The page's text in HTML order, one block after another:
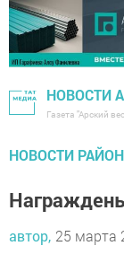
НОВОСТИ
Газета "Арский
НОВОСТИ
автор, 25 марта